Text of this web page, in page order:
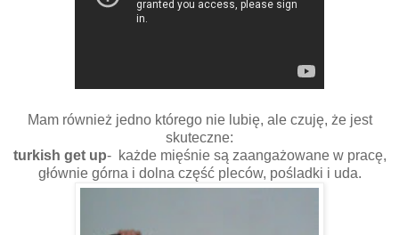
Mam również jedno którego nie lubię, ale czuję, że jest
skuteczne:
turkish get up- każde mięśnie są zaangażowane w pracę,
głównie górna i dolna część pleców, pośladki i uda.